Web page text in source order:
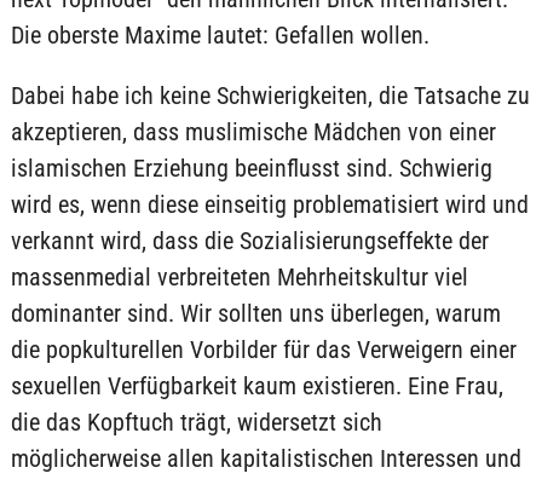
Die oberste Maxime lautet: Gefallen wollen.
Dabei habe ich keine Schwierigkeiten, die Tatsache zu
akzeptieren, dass muslimische Mädchen von einer
islamischen Erziehung beeinflusst sind. Schwierig
wird es, wenn diese einseitig problematisiert wird und
verkannt wird, dass die Sozialisierungseffekte der
massenmedial verbreiteten Mehrheitskultur viel
dominanter sind. Wir sollten uns überlegen, warum
die popkulturellen Vorbilder für das Verweigern einer
sexuellen Verfügbarkeit kaum existieren. Eine Frau,
die das Kopftuch trägt, widersetzt sich
möglicherweise allen kapitalistischen Interessen und